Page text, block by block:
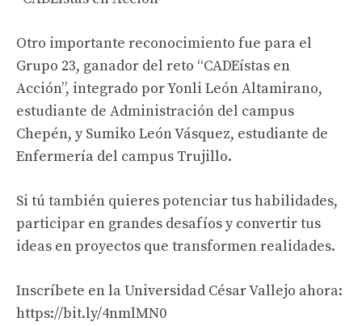
Otro importante reconocimiento fue para el
Grupo 23, ganador del reto “CADEístas en
Acción”, integrado por Yonli León Altamirano,
estudiante de Administración del campus
Chepén, y Sumiko León Vásquez, estudiante de
Enfermería del campus Trujillo.
Si tú también quieres potenciar tus habilidades,
participar en grandes desafíos y convertir tus
ideas en proyectos que transformen realidades.
Inscríbete en la Universidad César Vallejo ahora:
https://bit.ly/4nmlMN0